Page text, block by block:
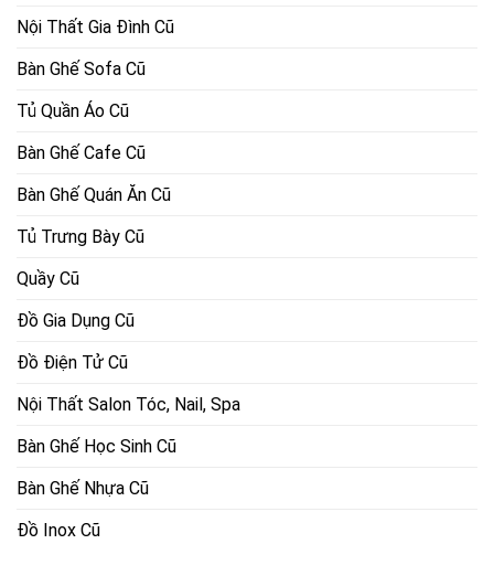
Nội Thất Gia Đình Cũ
Bàn Ghế Sofa Cũ
Tủ Quần Áo Cũ
Bàn Ghế Cafe Cũ
Bàn Ghế Quán Ăn Cũ
Tủ Trưng Bày Cũ
Quầy Cũ
Đồ Gia Dụng Cũ
Đồ Điện Tử Cũ
Nội Thất Salon Tóc, Nail, Spa
Bàn Ghế Học Sinh Cũ
Bàn Ghế Nhựa Cũ
Đồ Inox Cũ